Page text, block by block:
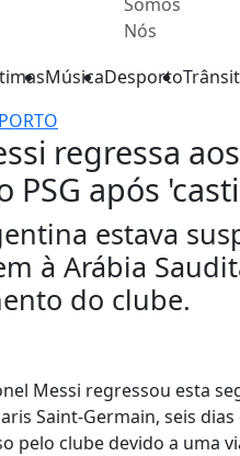
Nós
MúsicaDesporto
regressa aos
PSG após
estava
à Arábia
do clube.
Messi regressou esta
Saint-Germain, seis
pelo clube devido a uma